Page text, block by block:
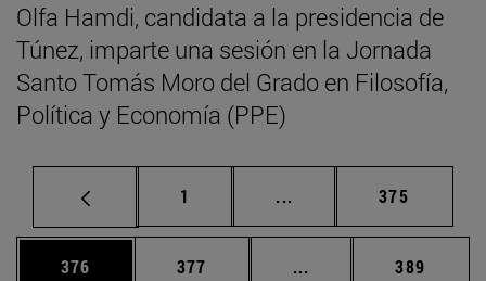
Olfa Hamdi, candidata a la presidencia de
Túnez, imparte una sesión en la Jornada
Santo Tomás Moro del Grado en Filosofía,
Política y Economía (PPE)
Página
1 ... Páginas intermedias
Página
375
Página
376 Página
377 ... Páginas intermedias
Página
389